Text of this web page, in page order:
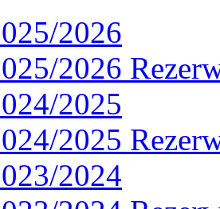
2026
2026
2025
2025
2024